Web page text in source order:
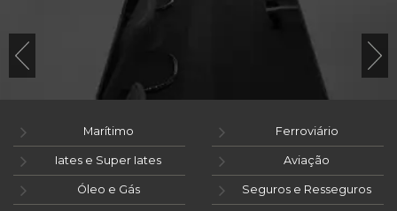
Marítimo
Iates e Super Iates
Óleo e Gás
Ferroviário
Aviação
Seguros e Resseguros